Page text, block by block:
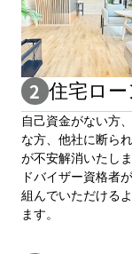
住宅ロ
自⼰資⾦がない⽅
な⽅、他社に断ら
が不安解消いたし
ドバイザー資格者
組んでいただける
ます。